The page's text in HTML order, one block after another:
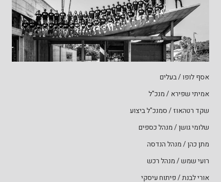
אסף לופו / בעלים
אמיתי שפירא / מנכ"ל
שקד רטהאוז / סמנכ"ל ביצוע
שלומי גושן / מנהל כספים
מתן כהן / מנהל הנדסה
רועי שמש / מנהל רכש
אורי לבנת / פיתוח עיסקי